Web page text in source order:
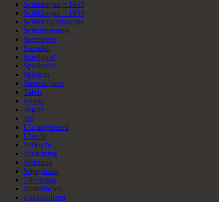
Schilderijen > 1950
Schilderijen < 1950
Schilderijrestauratie
Schrijfmeubels
Secretaires
Sieraden
Speelgoed
Speeltafels
Spiegels
Stereokijkers
Tafels
taxatie
Tegels
Tin
Uncategorized
Utrecht
Verkocht
Verlichting
Webshop
Wijnglazen
Zilverplate
Zitmeubelen
Zuid-Holland